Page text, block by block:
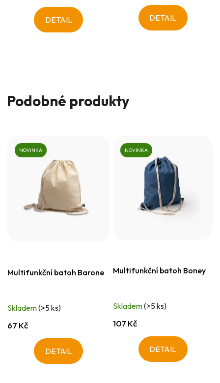
DETAIL DETAIL
Podobné produkty
NOVINKA
Multifunkční batoh Barone
Skladem(>5 ks)
67 Kč
DETAIL
NOVINKA
Multifunkční batoh Boney
Skladem(>5 ks)
107 Kč
DETAIL